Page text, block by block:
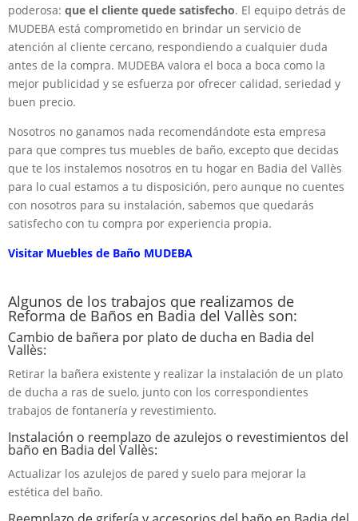
poderosa: que el cliente quede satisfecho. El equipo detrás de
MUDEBA está comprometido en brindar un servicio de
atención al cliente cercano, respondiendo a cualquier duda
antes de la compra. MUDEBA valora el boca a boca como la
mejor publicidad y se esfuerza por ofrecer calidad, seriedad y
buen precio.
Nosotros no ganamos nada recomendándote esta empresa
para que compres tus muebles de baño, excepto que decidas
que te los instalemos nosotros en tu hogar en Badia del Vallès
para lo cual estamos a tu disposición, pero aunque no cuentes
con nosotros para su instalación, sabemos que quedarás
satisfecho con tu compra por experiencia propia.
Visitar Muebles de Baño MUDEBA
Algunos de los trabajos que realizamos de
Reforma de Baños en Badia del Vallès son:
Cambio de bañera por plato de ducha en Badia del
Vallès:
Retirar la bañera existente y realizar la instalación de un plato
de ducha a ras de suelo, junto con los correspondientes
trabajos de fontanería y revestimiento.
Instalación o reemplazo de azulejos o revestimientos del
baño en Badia del Vallès:
Actualizar los azulejos de pared y suelo para mejorar la
estética del baño.